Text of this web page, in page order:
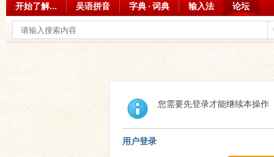
开始了解... 吴语拼音 字典 · 词典 输入法 论坛
您需要先登录才能继续本操作
用户登录